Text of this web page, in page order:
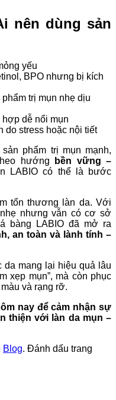
nên dùng sản
yếu
BPO nhưng bị kích
trị mụn nhẹ dịu
dễ nổi mụn
do stress hoặc nội tiết
phẩm trị mụn mạnh,
hướng
bền vững –
LABIO có thể là bước
tổn thương làn da. Với
nhưng vẫn có cơ sở
bàng LABIO đã mở ra
an toàn và lành tính –
da mang lại hiệu quả lâu
xẹp mụn”, mà còn phục
và rạng rỡ.
nay để cảm nhận sự
thiện với làn da mụn –
Blog. Đánh dấu trang